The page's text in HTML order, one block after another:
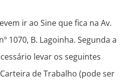
ir ao Sine que fica na Av.
1070, B. Lagoinha. Segunda a
levar os seguintes
de Trabalho (pode ser